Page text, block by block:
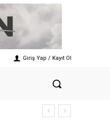
Giriş Yap / Kayıt Ol